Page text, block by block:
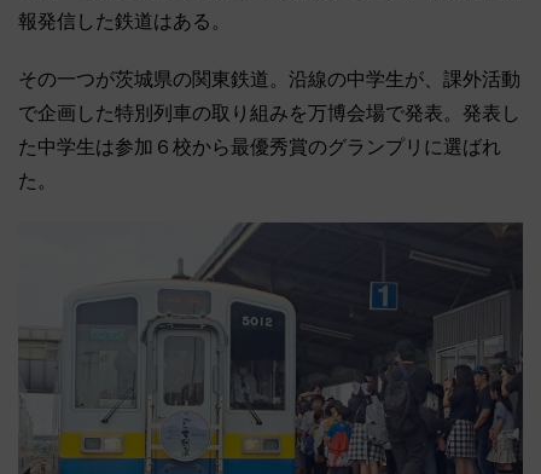
報発信した鉄道はある。
その一つが茨城県の関東鉄道。沿線の中学生が、課外活動
で企画した特別列車の取り組みを万博会場で発表。発表し
た中学生は参加６校から最優秀賞のグランプリに選ばれ
た。